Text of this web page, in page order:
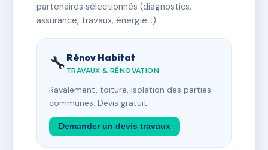
partenaires sélectionnés (diagnostics,
assurance, travaux, énergie…).
🔧 Rénov Habitat
TRAVAUX & RÉNOVATION
Ravalement, toiture, isolation des parties
communes. Devis gratuit.
Demander un devis travaux